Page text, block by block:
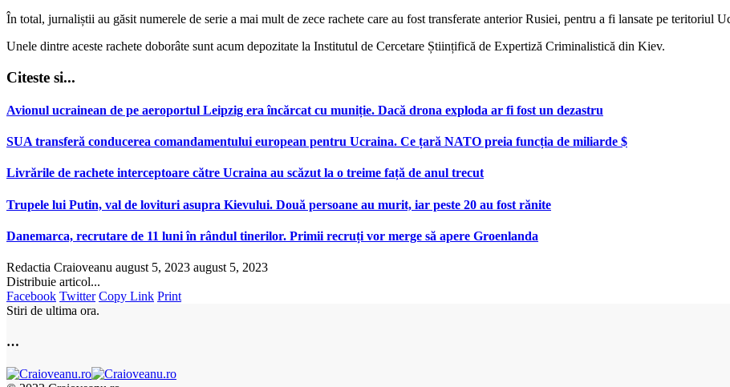
În total, jurnaliștii au găsit numerele de serie a mai mult de zece rachete care au fost transferate anterior Rusiei, pentru a fi lansate pe teritoriul
Unele dintre aceste rachete doborâte sunt acum depozitate la Institutul de Cercetare Științifică de Expertiză Criminalistică din Kiev.
Citeste si...
Avionul ucrainean de pe aeroportul Leipzig era încărcat cu muniție. Dacă drona exploda ar fi fost un dezastru
SUA transferă conducerea comandamentului european pentru Ucraina. Ce țară NATO preia funcția de miliarde $
Livrările de rachete interceptoare către Ucraina au scăzut la o treime față de anul trecut
Trupele lui Putin, val de lovituri asupra Kievului. Două persoane au murit, iar peste 20 au fost rănite
Danemarca, recrutare de 11 luni în rândul tinerilor. Primii recruți vor merge să apere Groenlanda
Redactia Craioveanu august 5, 2023 august 5, 2023
Distribuie articol...
Facebook Twitter Copy Link Print
Stiri de ultima ora.
…